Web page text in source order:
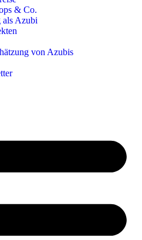
& Co.
als Azubi
von Azubis